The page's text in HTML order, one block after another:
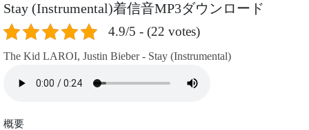
Stay (Instrumental)着信音MP3ダウンロード
4.9/5 - (22 votes)
The Kid LAROI, Justin Bieber - Stay (Instrumental)
概要